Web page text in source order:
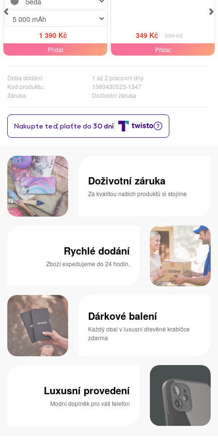
1 390 Kč
Přidat
349 Kč
399 Kč
Přidat
Doba dodání:
1 až 2 pracovní dny
Kód produktu:
1560430523-1347
Záruka:
Doživotní záruka
Doživotní záruka
Za kvalitou našich produktů si stojíme
Rychlé dodání
Zboží expedujeme do 24 hodin.
Dárkové balení
Každý obal v luxusní dřevěné krabičce
zdarma
Luxusní provedení
Modní doplněk pro váš telefon